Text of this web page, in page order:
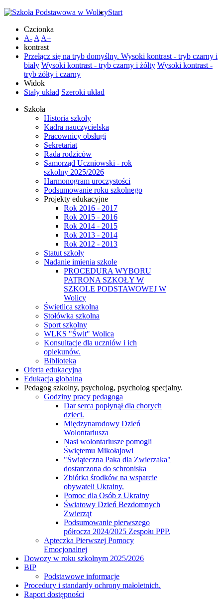
Czcionka
A- A A+
kontrast
Przełącz się na tryb domyślny. Wysoki kontrast - tryb czarny i
biały Wysoki kontrast - tryb czarny i żółty Wysoki kontrast -
tryb żółty i czarny
Widok
Stały układ Szeroki układ
Start
Szkoła
Historia szkoły
Kadra nauczycielska
Pracownicy obsługi
Sekretariat
Rada rodziców
Samorząd Uczniowski - rok
szkolny 2025/2026
Harmonogram uroczystości
Podsumowanie roku szkolnego
Projekty edukacyjne
Rok 2016 - 2017
Rok 2015 - 2016
Rok 2014 - 2015
Rok 2013 - 2014
Rok 2012 - 2013
Statut szkoły
Nadanie imienia szkole
PROCEDURA WYBORU
PATRONA SZKOŁY W
SZKOLE PODSTAWOWEJ W
Wolicy
Świetlica szkolna
Stołówka szkolna
Sport szkolny
WLKS "Świt" Wolica
Konsultacje dla uczniów i ich
opiekunów.
Biblioteka
Oferta edukacyjna
Edukacja globalna
Pedagog szkolny, psycholog, psycholog specjalny.
Godziny pracy pedagoga
Dar serca popłynął dla chorych
dzieci.
Międzynarodowy Dzień
Wolontariusza
Nasi wolontariusze pomogli
Świętemu Mikołajowi
"Świąteczna Paka dla Zwierzaka"
dostarczona do schroniska
Zbiórka środków na wsparcie
obywateli Ukrainy.
Pomoc dla Osób z Ukrainy
Światowy Dzień Bezdomnych
Zwierząt
Podsumowanie pierwszego
półrocza 2024/2025 Zespołu PPP.
Apteczka Pierwszej Pomocy
Emocjonalnej
Dowozy w roku szkolnym 2025/2026
BIP
Podstawowe informacje
Procedury i standardy ochrony małoletnich.
Raport dostępności